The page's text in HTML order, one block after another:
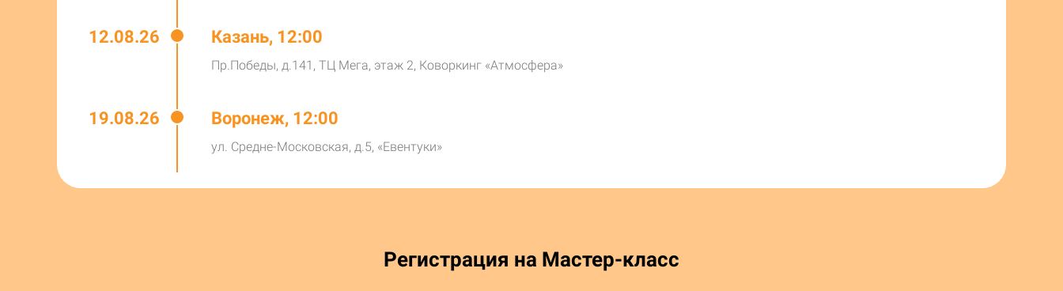
12.08.26 Казань, 12:00
Пр.Победы, д.141, ТЦ Мега, этаж 2, Коворкинг «Атмосфера»
19.08.26 Воронеж, 12:00
ул. Средне-Московская, д.5, «Евентуки»
Регистрация на Мастер-класс